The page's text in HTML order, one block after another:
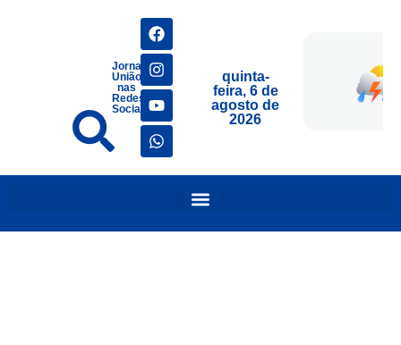
Jornais
União
nas
Redes
Sociais
quinta-
feira, 6 de
agosto de
2026